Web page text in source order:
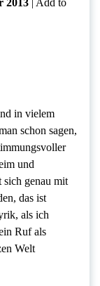
2013 | Add to
in vielem
schon sagen,
und
sich genau mit
das ist
als ich
Ruf als
Welt